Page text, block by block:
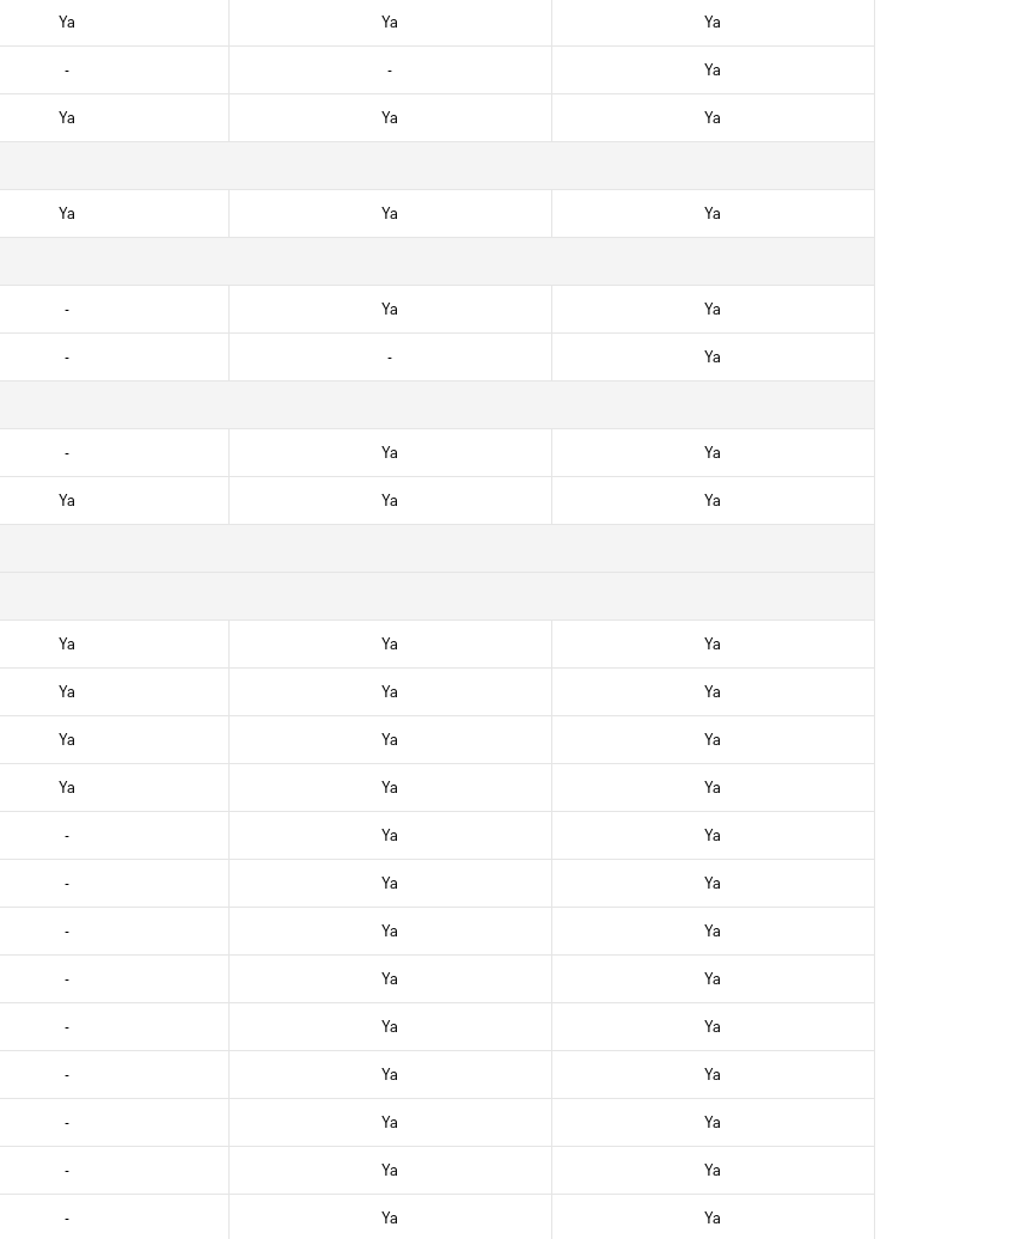
Ya Ya Ya
- - Ya
Ya Ya Ya
Ya Ya Ya
- Ya Ya
- - Ya
- Ya Ya
Ya Ya Ya
Ya Ya Ya
Ya Ya Ya
Ya Ya Ya
Ya Ya Ya
- Ya Ya
- Ya Ya
- Ya Ya
- Ya Ya
- Ya Ya
- Ya Ya
- Ya Ya
- Ya Ya
- Ya Ya